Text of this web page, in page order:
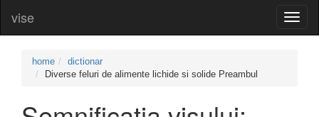
vise
home
dictionar
Diverse feluri de alimente lichide si solide Preambul